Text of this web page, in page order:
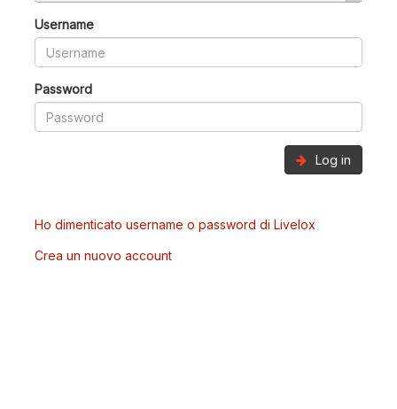
Username
Password
Log in
Ho dimenticato username o password di Livelox
Crea un nuovo account